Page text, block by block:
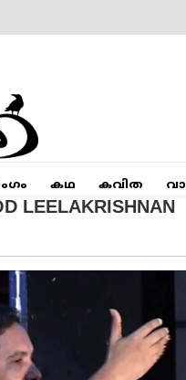
കഥ കവിത
LEELAKRISHNAN